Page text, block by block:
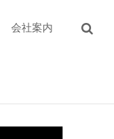
会社案内